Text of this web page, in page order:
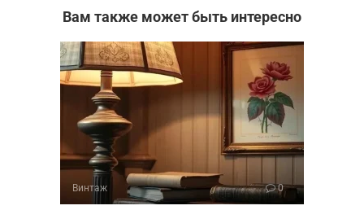
Вам также может быть интересно
Винтаж 0